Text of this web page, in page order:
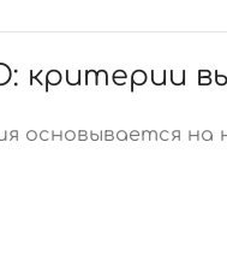
критерии
основывается на